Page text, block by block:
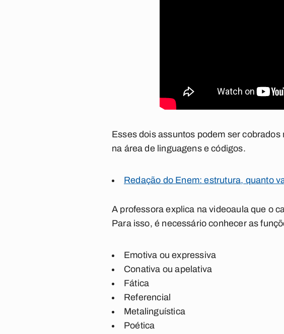
Esses dois assuntos podem ser
na área de linguagens e códigos.
Redação do Enem: estrutura, quanto
A professora explica na videoaula que o
Para isso, é necessário conhecer as
Emotiva ou expressiva
Conativa ou apelativa
Fática
Referencial
Metalinguística
Poética